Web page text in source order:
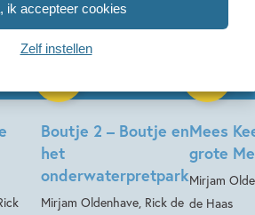
ik accepteer cookies
Zelf instellen
Boutje 2 – Boutje en
het
onderwaterpretpark
Mirjam Oldenhave, Rick de
Mees
grote
Mirjam
de Haas